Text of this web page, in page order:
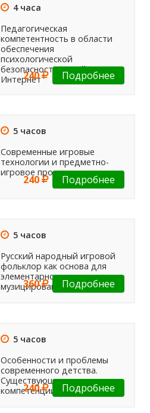
4 часа
Педагогическая
компетентность в области
обеспечения
психологической
безопасности детей в сети
Интернет
240 Подробнее
5 часов
Современные игровые
технологии и предметно-
игровое пространство
240 Подробнее
5 часов
Русский народный игровой
фольклор как основа для
элементарного
музицирования
360 Подробнее
5 часов
Особенности и проблемы
современного детства.
Существующие вызовы и
компетенции педагогов.
240 Подробнее